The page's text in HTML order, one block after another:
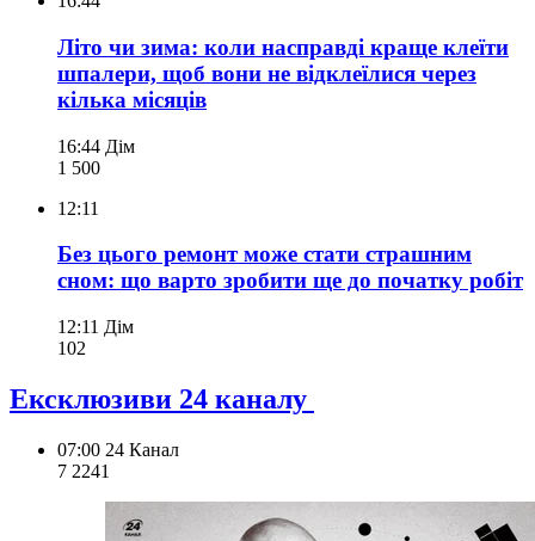
Літо чи зима: коли насправді краще клеїти
шпалери, щоб вони не відклеїлися через
кілька місяців
16:44 Дім
1 500
12:11
Без цього ремонт може стати страшним
сном: що варто зробити ще до початку робіт
12:11 Дім
102
Ексклюзиви 24 каналу
07:00 24 Канал
7 2241